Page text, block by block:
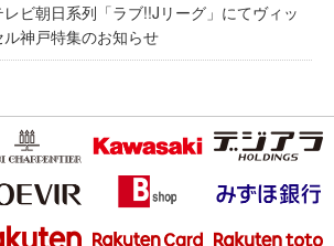
レビ朝日系列「ラブ!!Jリーグ」にてヴィッ
ル神戸特集のお知らせ